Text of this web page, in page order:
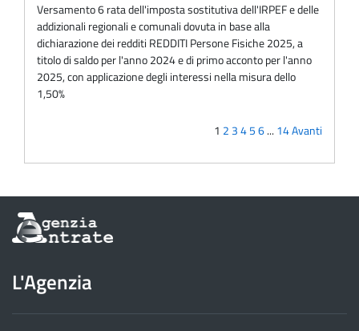
Versamento 6 rata dell'imposta sostitutiva dell'IRPEF e delle
addizionali regionali e comunali dovuta in base alla
dichiarazione dei redditi REDDITI Persone Fisiche 2025, a
titolo di saldo per l'anno 2024 e di primo acconto per l'anno
2025, con applicazione degli interessi nella misura dello
1,50%
1 2 3456... 14Avanti
Informazioni
sul
dell'Agenzia
delle
Entrate
L'Agenzia